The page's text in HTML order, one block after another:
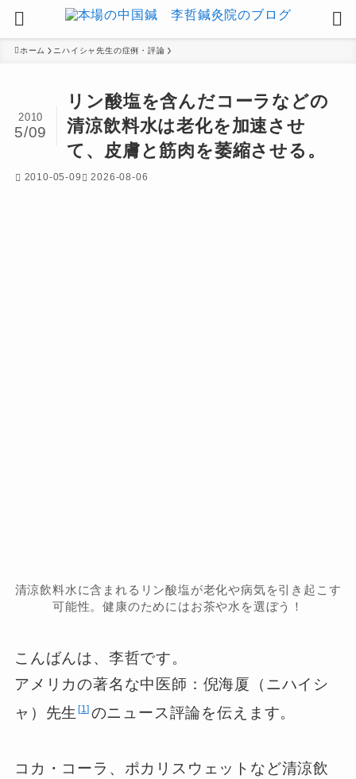
ホーム ニハイシャ先生の症例・評論
リン酸塩を含んだコーラなどの
清涼飲料水は老化を加速させ
て、皮膚と筋肉を萎縮させる。
2010
5/09
2010-05-09 2026-08-06
清涼飲料水に含まれるリン酸塩が老化や病気を引き起こす
可能性。健康のためにはお茶や水を選ぼう！
こんばんは、李哲です。
アメリカの著名な中医師：倪海厦（ニハイシ
ャ）先生 1 のニュース評論を伝えます。
コカ・コーラ、ポカリスウェットなど清涼飲